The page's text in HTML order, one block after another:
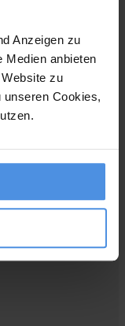
Anzeigen zu
Medien anbieten
zu
Cookies,
DE291779897